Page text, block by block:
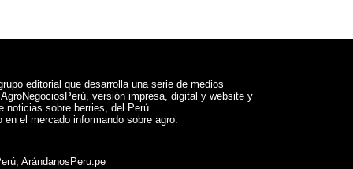
editorial que desarrolla una serie de medios
versión impresa, digital y website y
noticias sobre berries, del Perú
el mercado informando sobre agro.
ArándanosPeru.pe